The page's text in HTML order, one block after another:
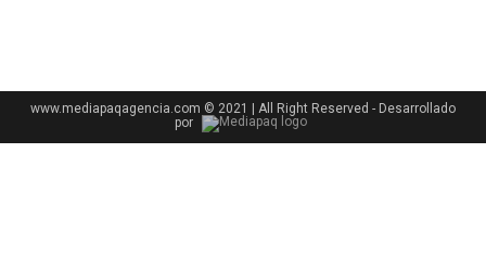
www.mediapaqagencia.com © 2021 | All Right Reserved - Desarrollado
por